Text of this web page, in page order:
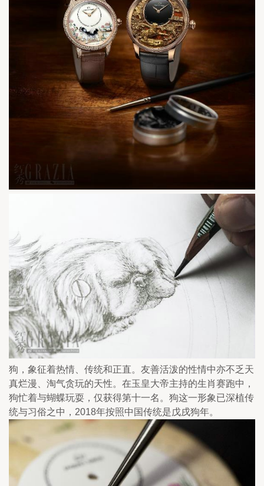
狗，象征着热情、传统和正直。友善活泼的性情中亦不乏天
真烂漫、淘气贪玩的天性。在玉皇大帝主持的生肖赛跑中，
狗忙着与蝴蝶玩耍，仅获得第十一名。狗这一形象已深植传
统与习俗之中，2018年按照中国传统是戊戌狗年。